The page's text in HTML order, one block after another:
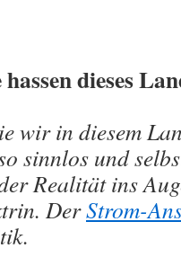
dieses
wir in diesem
sinnlos und
Realität ins
DerStrom-